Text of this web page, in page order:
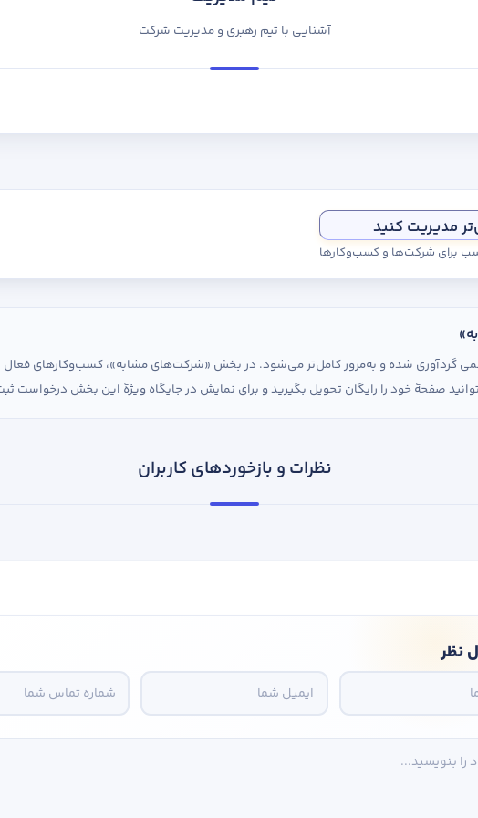
آشنایی با تیم رهبری و مدیریت شرکت
مدیریت کنید
برای شرکت‌ها و کسب‌وکارها
گردآوری شده و به‌مرور کامل‌تر می‌شود. در بخش «شرکت‌های مشابه»، کسب‌وکارهای
صفحهٔ خود را رایگان تحویل بگیرید و برای نمایش در جایگاه ویژهٔ این بخش درخواست
نظرات و بازخوردهای کاربران
نظر